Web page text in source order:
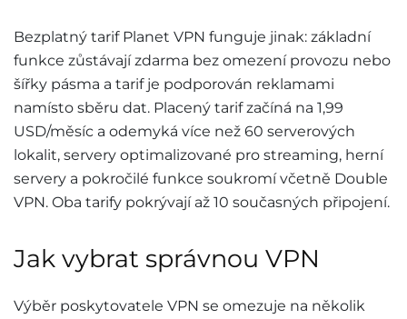
Bezplatný tarif Planet VPN funguje jinak: základní
funkce zůstávají zdarma bez omezení provozu nebo
šířky pásma a tarif je podporován reklamami
namísto sběru dat. Placený tarif začíná na 1,99
USD/měsíc a odemyká více než 60 serverových
lokalit, servery optimalizované pro streaming, herní
servery a pokročilé funkce soukromí včetně Double
VPN. Oba tarify pokrývají až 10 současných připojení.
Jak vybrat správnou VPN
Výběr poskytovatele VPN se omezuje na několik